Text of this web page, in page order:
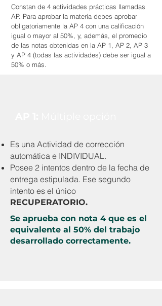
Constan de 4 actividades prácticas llamadas
AP. Para aprobar la materia debes aprobar
obligatoriamente la AP 4 con una calificación
igual o mayor al 50%, y, además, el promedio
de las notas obtenidas en la AP 1, AP 2, AP 3
y AP 4 (todas las actividades) debe ser igual a
50% o más.
Es una Actividad de corrección
automática e INDIVIDUAL.
Posee 2 intentos dentro de la fecha de
entrega estipulada. Ese segundo
intento es el único
RECUPERATORIO.
Se aprueba con nota 4 que es el
equivalente al 50% del trabajo
desarrollado correctamente.